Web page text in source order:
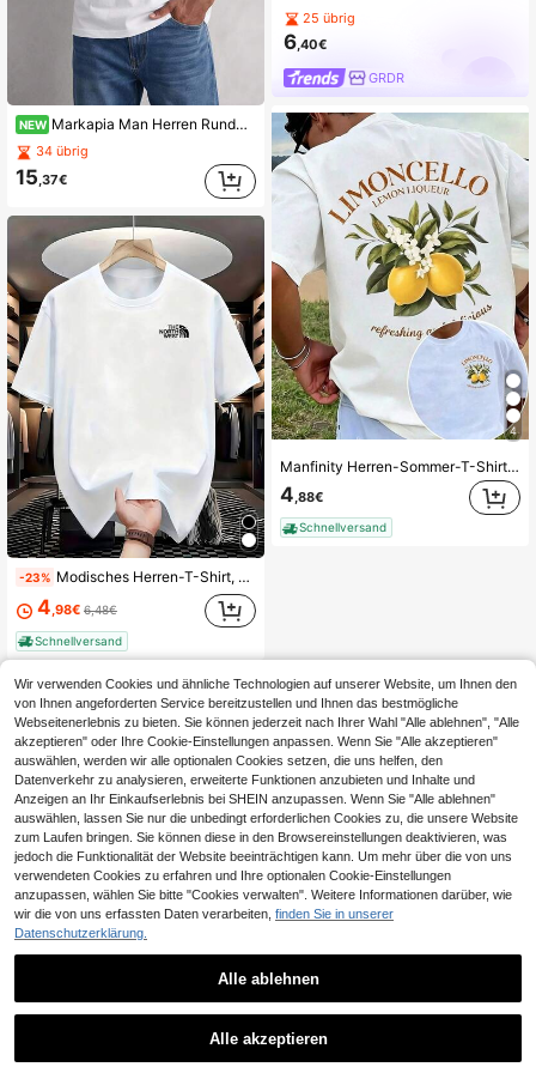
NEW Markapia Man Herren Rundhals 100% Baumwolle Hubschrauber bedrucktes T-Shirt
34 übrig
15,37€
-23% Modisches Herren-T-Shirt, erhältlich in verschiedenen Mustern und Ausführungen. Mit dem beliebten NORTH WEST Mountain-Logo auf der linken Brustseite.
4,98€ 6,48€
Schnellversand
25 übrig
6,40€
GRDR
4
Manfinity Herren-Sommer-T-Shirts mit Lemon Wine Grafikdruck, kurze Ärmel, Rundhalsausschnitt, lässiges Oberteil für Sommer und Frühling, Herren-T-Shirts aus Baumwolle, Sommer-Outfit für
4,88€
Schnellversand
Wir verwenden Cookies und ähnliche Technologien auf unserer Website, um Ihnen den
von Ihnen angeforderten Service bereitzustellen und Ihnen das bestmögliche
Webseitenerlebnis zu bieten. Sie können jederzeit nach Ihrer Wahl "Alle ablehnen", "Alle
akzeptieren" oder Ihre Cookie-Einstellungen anpassen. Wenn Sie "Alle akzeptieren"
auswählen, werden wir alle optionalen Cookies setzen, die uns helfen, den
Datenverkehr zu analysieren, erweiterte Funktionen anzubieten und Inhalte und
Anzeigen an Ihr Einkaufserlebnis bei SHEIN anzupassen. Wenn Sie "Alle ablehnen"
auswählen, lassen Sie nur die unbedingt erforderlichen Cookies zu, die unsere Website
zum Laufen bringen. Sie können diese in den Browsereinstellungen deaktivieren, was
jedoch die Funktionalität der Website beeinträchtigen kann. Um mehr über die von uns
verwendeten Cookies zu erfahren und Ihre optionalen Cookie-Einstellungen
anzupassen, wählen Sie bitte "Cookies verwalten". Weitere Informationen darüber, wie
wir die von uns erfassten Daten verarbeiten, finden Sie in unserer
Datenschutzerklärung.
Alle ablehnen
Alle akzeptieren